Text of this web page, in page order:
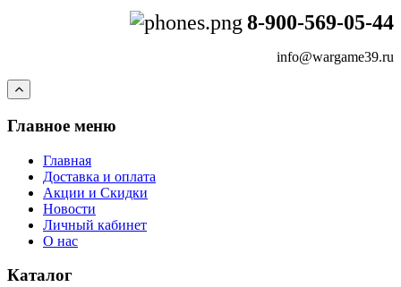
8-900-569-05-44
info@wargame39.ru
Главное меню
Главная
Доставка и оплата
Акции и Скидки
Новости
Личный кабинет
О нас
Каталог